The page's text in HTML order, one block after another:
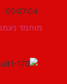
00:07:04
מוחמד נעמה – לא